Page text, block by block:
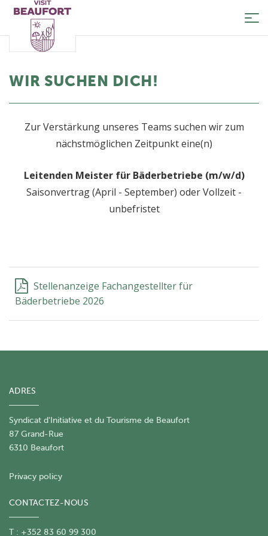
WIR SUCHEN DICH!
Zur Verstärkung unseres Teams suchen wir zum
nächstmöglichen Zeitpunkt eine(n)
Leitenden Meister für Bäderbetriebe (m/w/d)
Saisonvertrag (April - September) oder Vollzeit -
unbefristet
Stellenanzeige Fachangestellter für
Bäderbetriebe 2026
ADRES
Syndicat d'Initiative et du Tourisme de Beaufort
87 Grand-Rue
6310 Beaufort
Privacy policy
CONTACTEZ-NOUS
T : +352 83 60 99 300